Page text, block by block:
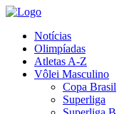
Notícias
Olimpíadas
Atletas A-Z
Vôlei Masculino
Copa Brasil
Superliga